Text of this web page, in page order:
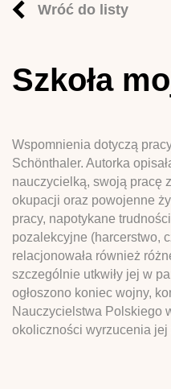
Wróć do listy
Szkoła
Wspomnienia dotyczą
Schönthaler. Autorka
nauczycielką, swoją pracę
okupacji oraz powojenne
pracy, napotykane
pozalekcyjne (harcerstwo,
relacjonowała również
szczególnie utkwiły jej w
ogłoszono koniec wojny,
Nauczycielstwa Polskiego
okoliczności wyrzucenia jej